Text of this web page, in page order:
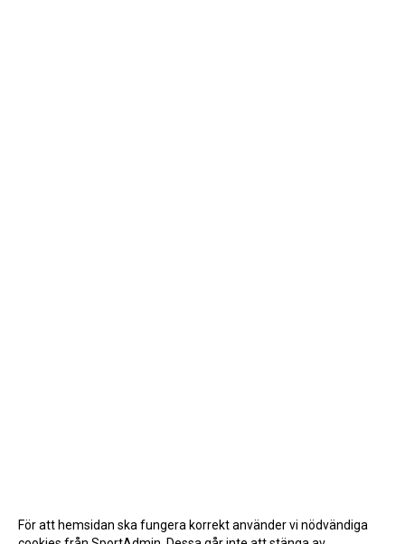
För att hemsidan ska fungera korrekt använder vi nödvändiga